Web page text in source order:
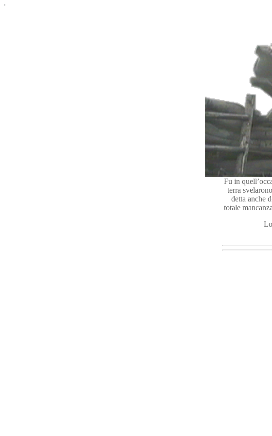
Fu in
terra
detta anche
totale